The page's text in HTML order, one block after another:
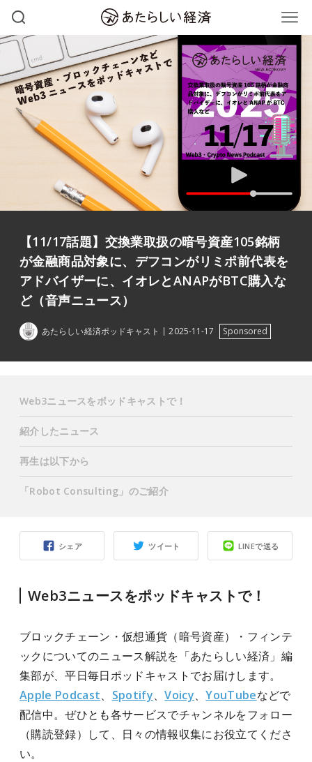
【11/17話題】交換業取扱の暗号資産105銘柄
が金融商品対象に、デフコンがリミポ前代表を
アドバイザーに、イオレとANAPがBTC購入な
ど（音声ニュース）
あたらしい経済ポッドキャスト 2025-11-17 Sponsored
シェア ツイート LINEで送る
Web3ニュースをポッドキャストで！
ブロックチェーン・仮想通貨（暗号資産）・フィンテ
ックについてのニュース解説を「あたらしい経済」編
集部が、平日毎日ポッドキャストでお届けします。
Apple Podcast、 Spotify、Voicy、YouTubeなどで
配信中。ぜひとも各サービスでチャンネルをフォロー
（購読登録）して、日々の情報収集にお役立てくださ
い。
Web3ニュースをポッドキャストで！
紹介したニュース
再生は以下から
「Robot Consulting 」のご紹介